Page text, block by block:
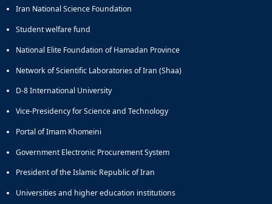
Iran National Science Foundation
Student welfare fund
National Elite Foundation of Hamadan Province
Network of Scientific Laboratories of Iran (Shaa)
D-8 International University
Vice-Presidency for Science and Technology
Portal of Imam Khomeini
Government Electronic Procurement System
President of the Islamic Republic of Iran
Universities and higher education institutions